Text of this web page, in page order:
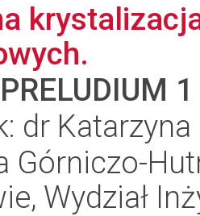
PRELUDIUM 1
dr Katarzyna
Górniczo-
Wydział